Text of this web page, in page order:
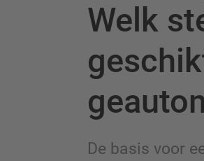
Welk
De basis voor